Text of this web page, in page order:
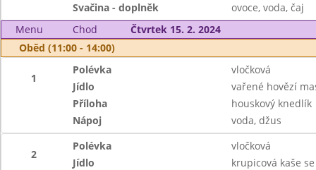
Svačina - doplněk
ovoce, voda, čaj
Menu
Chod
Čtvrtek 15. 2. 2024
Oběd (11:00 - 14:00)
1
Polévka
vločková
Jídlo
vařené hovězí
Příloha
houskový knedlík
Nápoj
voda, džus
2
Polévka
vločková
Jídlo
krupicová kaše